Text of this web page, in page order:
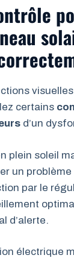
certains
d’un
plein soleil
un
par le
d’alerte.
électrique